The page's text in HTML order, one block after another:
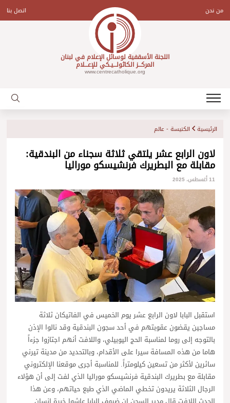
contentمن نحن اتصل بنا
اللجنة الأسقفية لوسائل الإعلام في لبنان
المركـــز الكاثولـــيـكي للإعـــلام
www.centrecatholique.org
الرئيسية الكنيسة - عالم
لاون الرابع عشر يلتقي ثلاثة سجناء من البندقية:
مقابلة مع البطريرك فرنشيسكو موراليا
11 أغسطس، 2025
استقبل البابا لاون الرابع عشر يوم الخميس في الفاتيكان ثلاثة
مساجين يقضون عقوبتهم في أحد سجون البندقية وقد نالوا الإذن
بالتوجه إلى روما لمناسبة الحج اليوبيلي، واللافت أنهم اجتازوا جزءاً
هاما من هذه المسافة سيرا على الأقدام، وبالتحديد من مدينة تيرني
سائرين لأكثر من تسعين كيلومتراً. للمناسبة أجرى موقعنا الإلكتروني
مقابلة مع بطريرك البندقية فرنشيسكو موراليا الذي لفت إلى أن هؤلاء
الرجال الثلاثة يريدون تخطي الماضي الذي طبع حياتهم، وعن هذا